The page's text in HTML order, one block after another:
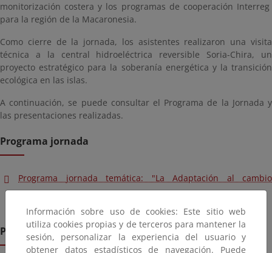
monitorización costera y los programas de cooperación Interreg
para la región de la Macaronesia.
Como cierre de la jornada, los asistentes realizaron una visita
técnica a la central hidroeléctrica reversible Soria-Chira, un
proyecto estratégico para la soberanía energética y la transición
ecológica en las islas.
A continuación, se puede consultar el Programa de la Jornada y
las presentaciones realizadas.
Programa jornada
Programa jornada temática: "La Adaptación al cambio
climático"
Presentaciones
Información sobre uso de cookies: Este sitio web
utiliza cookies propias y de terceros para mantener la
sesión, personalizar la experiencia del usuario y
obtener datos estadísticos de navegación. Puede